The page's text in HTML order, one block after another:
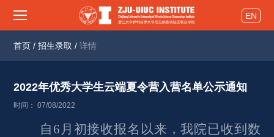
EN
首页 / 招生录取 / 详情
2022年优秀大学生云端夏令营入营名单公示通知
时间： 07/08/2022
自6月初接收报名以来，我院已收到数